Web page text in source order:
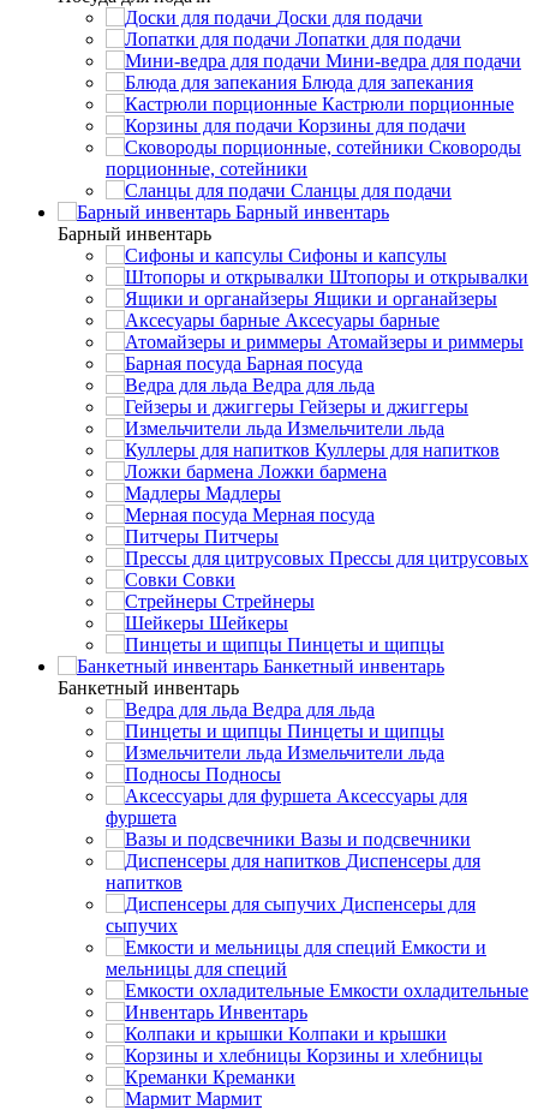
Доски для подачи
Лопатки для подачи
Мини-ведра для подачи
Блюда для запекания
Кастрюли порционные
Корзины для подачи
Сковороды
порционные, сотейники
Сланцы для подачи
Барный инвентарь
Барный инвентарь
Сифоны и капсулы
Штопоры и открывалки
Ящики и органайзеры
Аксесуары барные
Атомайзеры и риммеры
Барная посуда
Ведра для льда
Гейзеры и джиггеры
Измельчители льда
Куллеры для напитков
Ложки бармена
Мадлеры
Мерная посуда
Питчеры
Прессы для цитрусовых
Совки
Стрейнеры
Шейкеры
Пинцеты и щипцы
Банкетный инвентарь
Банкетный инвентарь
Ведра для льда
Пинцеты и щипцы
Измельчители льда
Подносы
Аксессуары для
фуршета
Вазы и подсвечники
Диспенсеры для
напитков
Диспенсеры для
сыпучих
Емкости и
мельницы для специй
Емкости охладительные
Инвентарь
Колпаки и крышки
Корзины и хлебницы
Креманки
Мармит